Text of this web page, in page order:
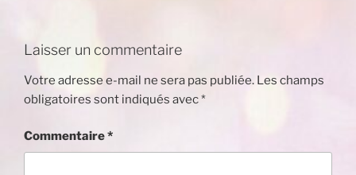
Laisser un commentaire
Votre adresse e-mail ne sera pas publiée. Les champs
obligatoires sont indiqués avec*
Commentaire*